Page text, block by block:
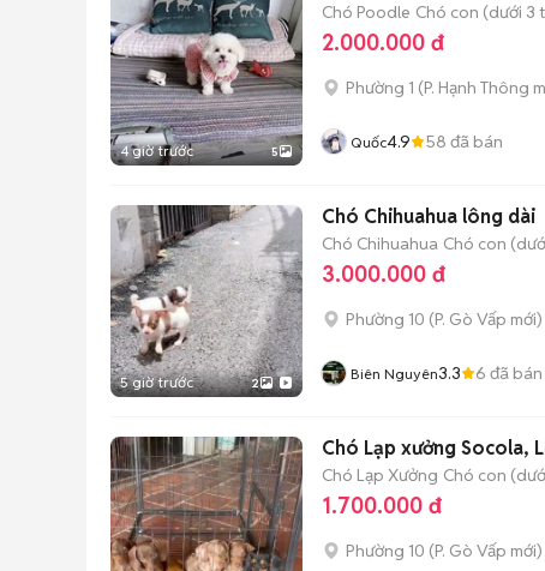
4 giờ trước 5
Chó Poodle Chó con (dưới 3
2.000.000 đ
Phường 1 (P. Hạnh Thông
Quốc4.9 58 đã bán
5 giờ trước 2
Chó Chihuahua lông dài
Chó Chihuahua Chó con
3.000.000 đ
Phường 10 (P. Gò Vấp mới)
Biên Nguyên3.3 6 đã bán
Chó Lạp xưởng Socola,
Chó Lạp Xưởng Chó con
1.700.000 đ
Phường 10 (P. Gò Vấp mới)